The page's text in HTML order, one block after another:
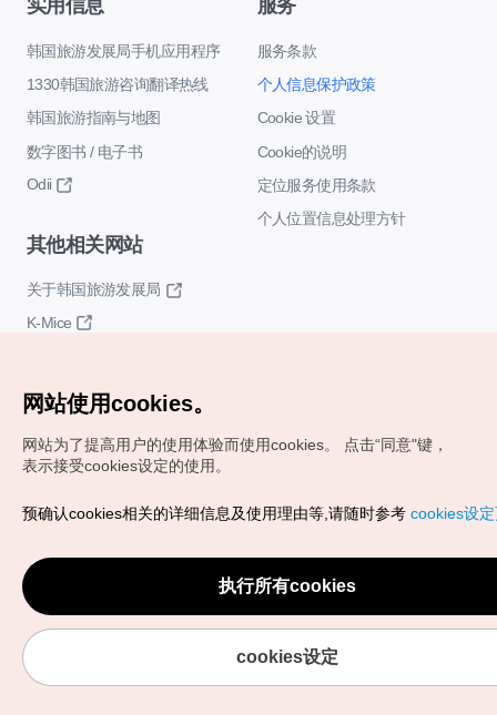
实用信息
韩国旅游发展局手机应用程序
1330韩国旅游咨询翻译热线
韩国旅游指南与地图
数字图书 / 电子书
Odii
服务
服务条款
个人信息保护政策
Cookie 设置
Cookie的说明
定位服务使用条款
个人位置信息处理方针
其他相关网站
关于韩国旅游发展局
K-Mice
Copyrights (c) 韩国旅游发展局版权所有
VISITKOREA官方邮箱
chnsim@knto.or.kr
网站使用cookies。
网站为了提高用户的使用体验而使用cookies。
点击“同意"键，
表示接受cookies设定的使用。
预确认cookies相关的详细信息及使用理由等,请随时参考 cookies设
执行所有cookies
cookies设定